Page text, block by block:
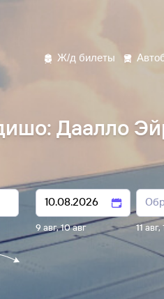
Ж/д билеты
Даалло
9 авг,10 авг 11 авг,